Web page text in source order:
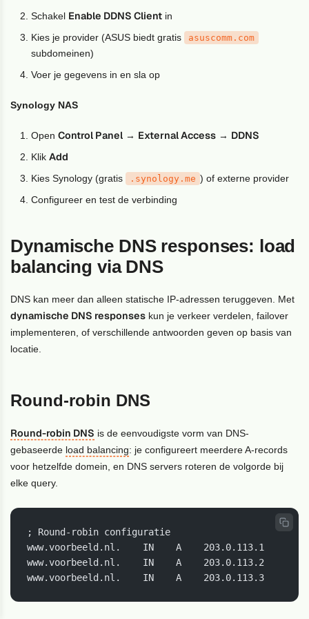
Schakel Enable DDNS Client in
Kies je provider (ASUS biedt gratis
asuscomm.com
subdomeinen)
Voer je gegevens in en sla op
Synology NAS
OpenControl Panel → External Access → DDNS
KlikAdd
Kies Synology (gratis .synology.me ) of externe provider
Configureer en test de verbinding
Dynamische DNS responses: load
balancing via DNS
DNS kan meer dan alleen statische IP-adressen teruggeven. Met
dynamische DNS responses kun je verkeer verdelen, failover
implementeren, of verschillende antwoorden geven op basis van
locatie.
Round-robin DNS
Round-robin DNS is de eenvoudigste vorm van DNS-
gebaseerde load balancing: je configureert meerdere A-records
voor hetzelfde domein, en DNS servers roteren de volgorde bij
elke query.
; Round-robin configuratie
www.voorbeeld.nl.    IN    A    203.0.113.1
www.voorbeeld.nl.    IN    A    203.0.113.2
www.voorbeeld.nl.    IN    A    203.0.113.3